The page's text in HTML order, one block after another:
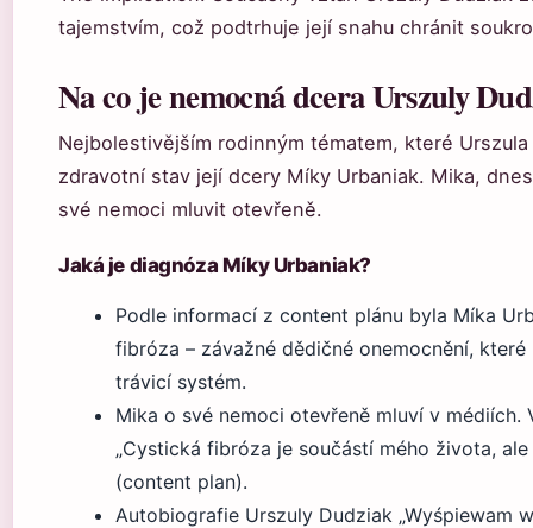
tajemstvím, což podtrhuje její snahu chránit
Na co je nemocná dcera Urszuly
Nejbolestivějším rodinným tématem, které
zdravotní stav její dcery Míky Urbaniak. Mika,
své nemoci mluvit otevřeně.
Jaká je diagnóza Míky Urbaniak?
Podle informací z content plánu byla Míka
fibróza – závažné dědičné onemocnění,
trávicí systém.
Mika o své nemoci otevřeně mluví v médiích.
„Cystická fibróza je součástí mého života,
(content plan).
Autobiografie Urszuly Dudziak „Wyśpiewam